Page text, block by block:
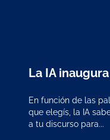
La IA
En función de las
que elegís, la IA
a tu discurso para...